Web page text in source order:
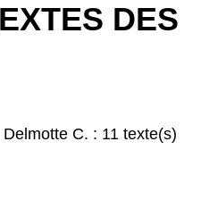
DES
C. : 11 texte(s)